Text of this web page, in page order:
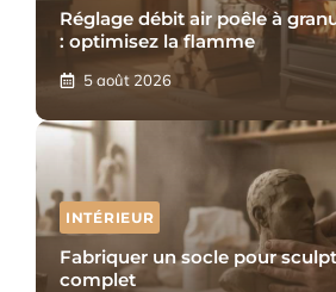
Réglage débit air poêle à
: optimisez la flamme
5 août 2026
INTÉRIEUR
Fabriquer un socle pour
complet